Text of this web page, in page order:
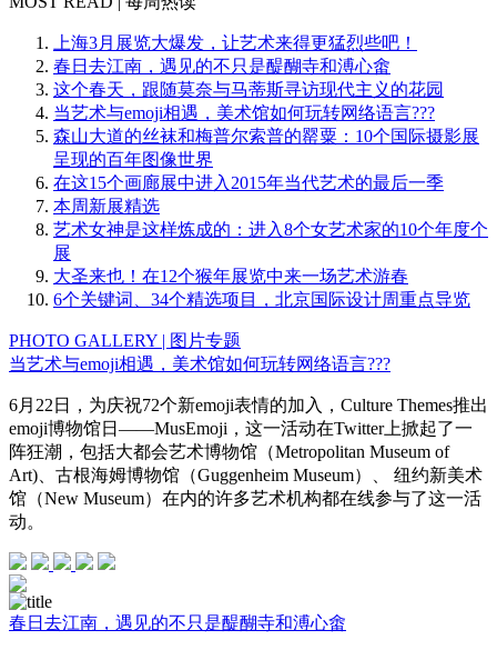
上海3月展览大爆发，让艺术来得更猛烈些吧！
春日去江南，遇见的不只是醍醐寺和溥心畬
这个春天，跟随莫奈与马蒂斯寻访现代主义的花园
当艺术与emoji相遇，美术馆如何玩转网络语言???
森山大道的丝袜和梅普尔索普的罂粟：10个国际摄影展
呈现的百年图像世界
在这15个画廊展中进入2015年当代艺术的最后一季
本周新展精选
艺术女神是这样炼成的：进入8个女艺术家的10个年度个
展
大圣来也！在12个猴年展览中来一场艺术游春
6个关键词、34个精选项目，北京国际设计周重点导览
PHOTO GALLERY | 图片专题
当艺术与emoji相遇，美术馆如何玩转网络语言???
6月22日，为庆祝72个新emoji表情的加入，Culture Themes推出
emoji博物馆日——MusEmoji，这一活动在Twitter上掀起了一
阵狂潮，包括大都会艺术博物馆（Metropolitan Museum of
Art)、古根海姆博物馆（Guggenheim Museum）、 纽约新美术
馆（New Museum）在内的许多艺术机构都在线参与了这一活
动。
春日去江南，遇见的不只是醍醐寺和溥心畬